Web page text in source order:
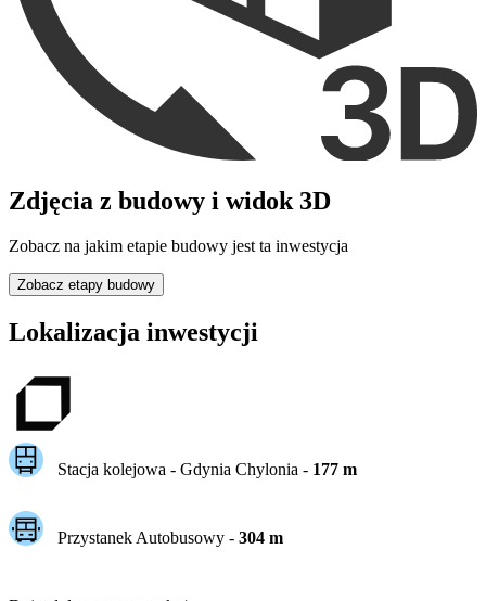
Zdjęcia z budowy i widok 3D
Zobacz na jakim etapie budowy jest ta inwestycja
Zobacz etapy budowy
Lokalizacja inwestycji
Stacja kolejowa - Gdynia Chylonia - 177m
Przystanek Autobusowy - 304m